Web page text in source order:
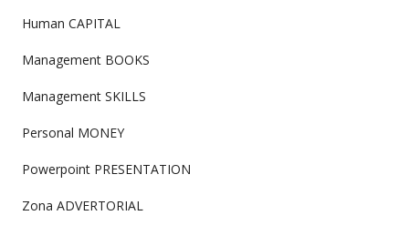
Human CAPITAL
Management BOOKS
Management SKILLS
Personal MONEY
Powerpoint PRESENTATION
Zona ADVERTORIAL